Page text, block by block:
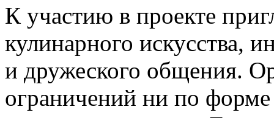
К участию в проекте
кулинарного искусства,
и дружеского общения.
ограничений ни по